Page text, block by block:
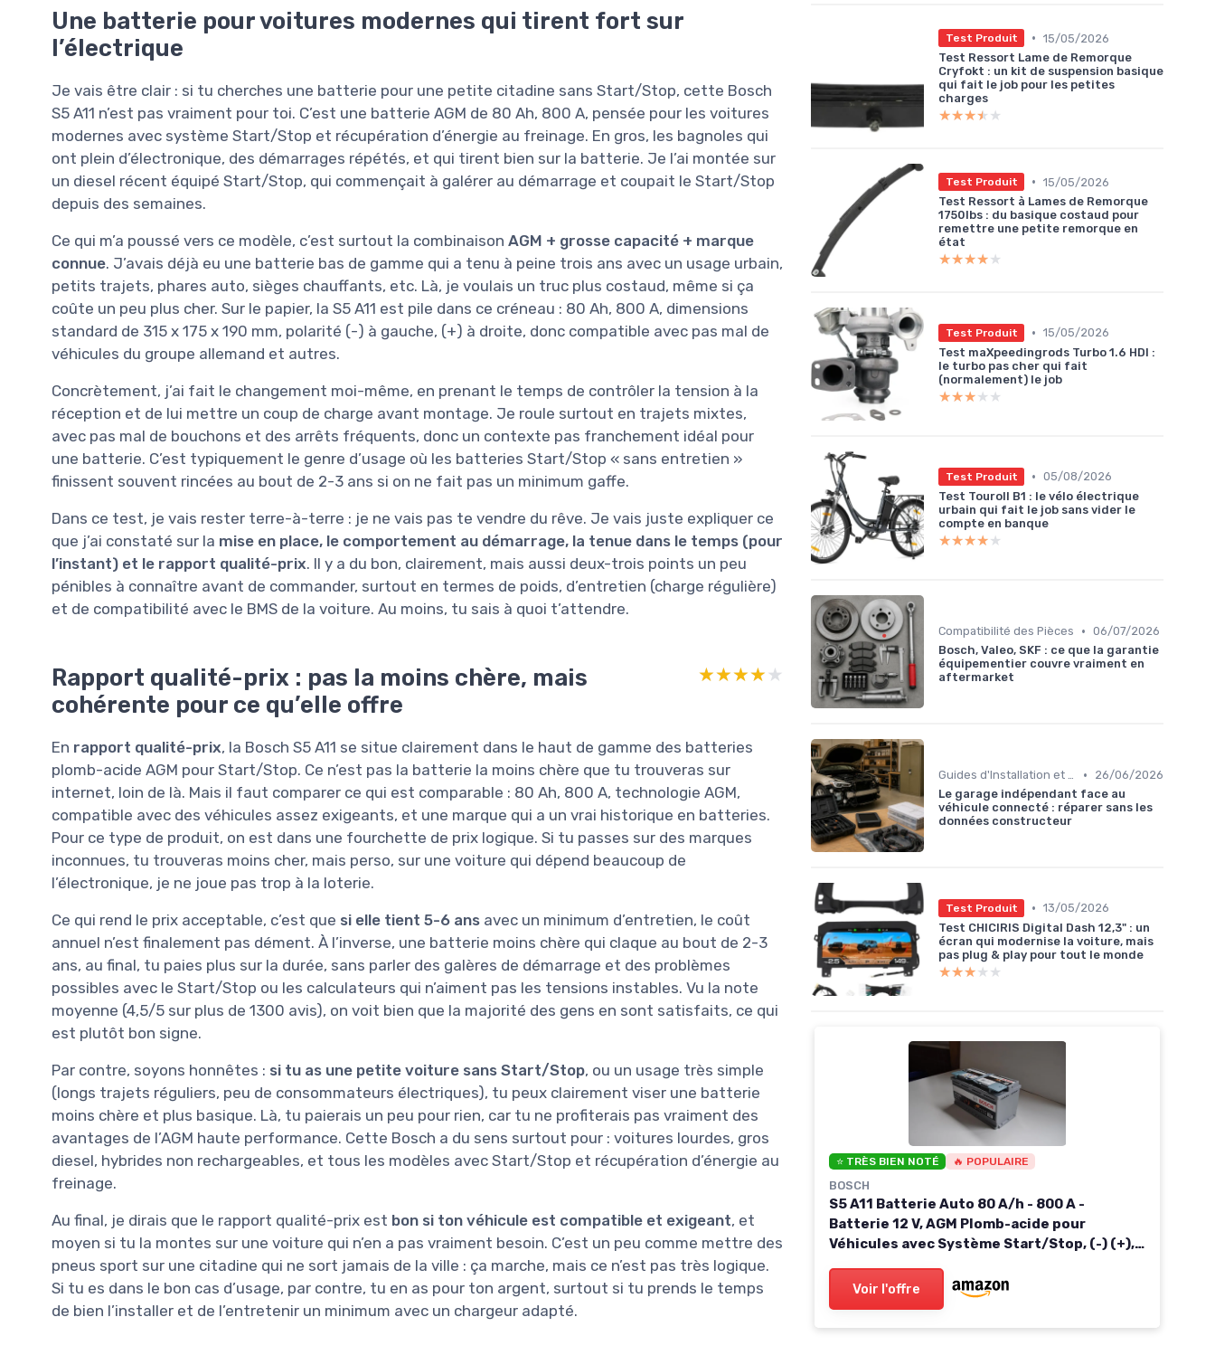
Une batterie pour voitures modernes qui tirent fort sur
l’électrique
Je vais être clair : si tu cherches une batterie pour une petite citadine sans Start/Stop, cette Bosch
S5 A11 n’est pas vraiment pour toi. C’est une batterie AGM de 80 Ah, 800 A, pensée pour les voitures
modernes avec système Start/Stop et récupération d’énergie au freinage. En gros, les bagnoles qui
ont plein d’électronique, des démarrages répétés, et qui tirent bien sur la batterie. Je l’ai montée sur
un diesel récent équipé Start/Stop, qui commençait à galérer au démarrage et coupait le Start/Stop
depuis des semaines.
Ce qui m’a poussé vers ce modèle, c’est surtout la combinaison AGM + grosse capacité + marque
connue. J’avais déjà eu une batterie bas de gamme qui a tenu à peine trois ans avec un usage urbain,
petits trajets, phares auto, sièges chauffants, etc. Là, je voulais un truc plus costaud, même si ça
coûte un peu plus cher. Sur le papier, la S5 A11 est pile dans ce créneau : 80 Ah, 800 A, dimensions
standard de 315 x 175 x 190 mm, polarité (-) à gauche, (+) à droite, donc compatible avec pas mal de
véhicules du groupe allemand et autres.
Concrètement, j’ai fait le changement moi-même, en prenant le temps de contrôler la tension à la
réception et de lui mettre un coup de charge avant montage. Je roule surtout en trajets mixtes,
avec pas mal de bouchons et des arrêts fréquents, donc un contexte pas franchement idéal pour
une batterie. C’est typiquement le genre d’usage où les batteries Start/Stop « sans entretien »
finissent souvent rincées au bout de 2-3 ans si on ne fait pas un minimum gaffe.
Dans ce test, je vais rester terre-à-terre : je ne vais pas te vendre du rêve. Je vais juste expliquer ce
que j’ai constaté sur la mise en place, le comportement au démarrage, la tenue dans le temps (pour
l’instant) et le rapport qualité-prix. Il y a du bon, clairement, mais aussi deux-trois points un peu
pénibles à connaître avant de commander, surtout en termes de poids, d’entretien (charge régulière)
et de compatibilité avec le BMS de la voiture. Au moins, tu sais à quoi t’attendre.
Rapport qualité-prix : pas la moins chère, mais
cohérente pour ce qu’elle offre
★★★★★
★★★★★
En rapport qualité-prix, la Bosch S5 A11 se situe clairement dans le haut de gamme des batteries
plomb-acide AGM pour Start/Stop. Ce n’est pas la batterie la moins chère que tu trouveras sur
internet, loin de là. Mais il faut comparer ce qui est comparable : 80 Ah, 800 A, technologie AGM,
compatible avec des véhicules assez exigeants, et une marque qui a un vrai historique en batteries.
Pour ce type de produit, on est dans une fourchette de prix logique. Si tu passes sur des marques
inconnues, tu trouveras moins cher, mais perso, sur une voiture qui dépend beaucoup de
l’électronique, je ne joue pas trop à la loterie.
Ce qui rend le prix acceptable, c’est que si elle tient 5-6 ans avec un minimum d’entretien, le coût
annuel n’est finalement pas dément. À l’inverse, une batterie moins chère qui claque au bout de 2-3
ans, au final, tu paies plus sur la durée, sans parler des galères de démarrage et des problèmes
possibles avec le Start/Stop ou les calculateurs qui n’aiment pas les tensions instables. Vu la note
moyenne (4,5/5 sur plus de 1300 avis), on voit bien que la majorité des gens en sont satisfaits, ce qui
est plutôt bon signe.
Par contre, soyons honnêtes : si tu as une petite voiture sans Start/Stop, ou un usage très simple
(longs trajets réguliers, peu de consommateurs électriques), tu peux clairement viser une batterie
moins chère et plus basique. Là, tu paierais un peu pour rien, car tu ne profiterais pas vraiment des
avantages de l’AGM haute performance. Cette Bosch a du sens surtout pour : voitures lourdes, gros
diesel, hybrides non rechargeables, et tous les modèles avec Start/Stop et récupération d’énergie au
freinage.
Au final, je dirais que le rapport qualité-prix est bon si ton véhicule est compatible et exigeant, et
moyen si tu la montes sur une voiture qui n’en a pas vraiment besoin. C’est un peu comme mettre des
pneus sport sur une citadine qui ne sort jamais de la ville : ça marche, mais ce n’est pas très logique.
Si tu es dans le bon cas d’usage, par contre, tu en as pour ton argent, surtout si tu prends le temps
de bien l’installer et de l’entretenir un minimum avec un chargeur adapté.
Test Produit • 15/05/2026
Test Ressort Lame de Remorque
Cryfokt : un kit de suspension basique
qui fait le job pour les petites
charges
★★★★★
★★★★★
Test Produit • 15/05/2026
Test Ressort à Lames de Remorque
1750lbs : du basique costaud pour
remettre une petite remorque en
état
★★★★★
★★★★★
Test Produit • 15/05/2026
Test maXpeedingrods Turbo 1.6 HDI :
le turbo pas cher qui fait
(normalement) le job
★★★★★
★★★★★
Test Produit • 05/08/2026
Test Touroll B1 : le vélo électrique
urbain qui fait le job sans vider le
compte en banque
★★★★★
★★★★★
Compatibilité des Pièces • 06/07/2026
Bosch, Valeo, SKF : ce que la garantie
équipementier couvre vraiment en
aftermarket
Guides d'Installation et de Réparation •
26/06/2026
Le garage indépendant face au
véhicule connecté : réparer sans les
données constructeur
Test Produit • 13/05/2026
Test CHICIRIS Digital Dash 12,3" : un
écran qui modernise la voiture, mais
pas plug & play pour tout le monde
★★★★★
★★★★★
⭐ TRÈS BIEN NOTÉ 🔥 POPULAIRE
BOSCH
S5 A11 Batterie Auto 80 A/h - 800 A -
Batterie 12 V, AGM Plomb-acide pour
Véhicules avec Système Start/Stop, (-) (+),
Récupération d'Énergie au Freinage
Voir l'offre